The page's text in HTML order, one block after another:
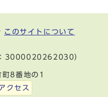
このサイトについて
：3000020262030）
8番地の1
クセス